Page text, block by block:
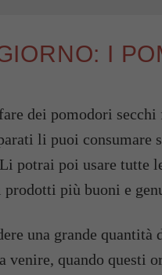
I
dei pomodori
li puoi consumare
potrai poi usare tutte
più buoni e
una grande
venire, quando questi